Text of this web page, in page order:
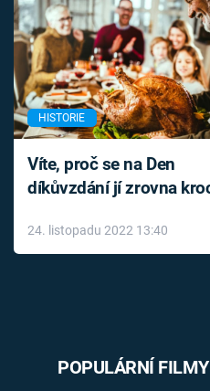
HISTORIE
Víte, proč se na Den
díkůvzdání jí zrovna
24. listopadu 2022 13:40
POPULÁRNÍ